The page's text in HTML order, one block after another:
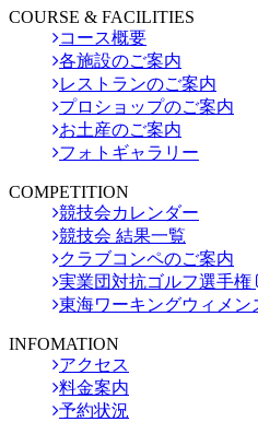
COURSE & FACILITIES
コース概要
各施設のご案内
レストランのご案内
プロショップのご案内
お土産のご案内
フォトギャラリー
COMPETITION
競技会カレンダー
競技会 結果一覧
クラブコンペのご案内
実業団対抗ゴルフ選手権
東海ワーキングウィメン
INFOMATION
アクセス
料金案内
予約状況